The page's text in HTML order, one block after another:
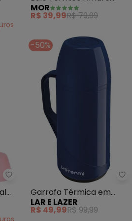
(Vênus) 650 Ml
MOR
R$ 39,99R$ 79,99
Lar e Lazer - Garrafa Térmica
-50%
Garrafa Térmica em
Plático Azul
LAR E LAZER
R$ 49,99R$ 99,99